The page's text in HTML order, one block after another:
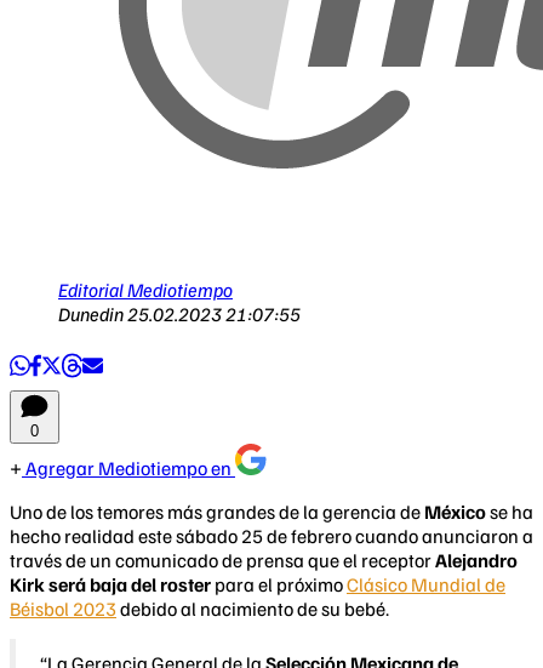
Editorial Mediotiempo
Dunedin25.02.2023 21:07:55
0
Agregar Mediotiempo en
Uno de los temores más grandes de la gerencia de Méxicose ha
hecho realidad este sábado 25 de febrero cuando anunciaron a
través de un comunicado de prensa que el receptorAlejandro
Kirk será baja del roster para el próximoClásico Mundial de
Béisbol 2023 debido al nacimiento de su bebé.
“La Gerencia General de la Selección Mexicana de